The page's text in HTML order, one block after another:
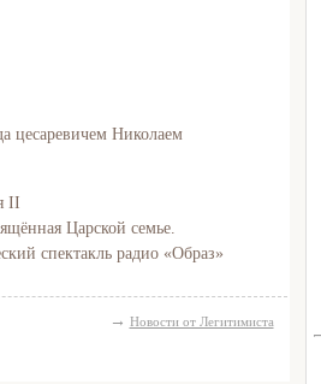
цесаревичем Николаем
II
Царской семье.
спектакль радио «Образ»
→ Новости от Легитимиста